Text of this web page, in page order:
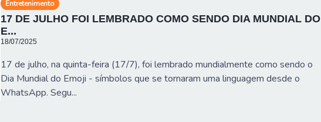
Entretenimento
17 DE JULHO FOI LEMBRADO COMO SENDO DIA MUNDIAL DO
E...
18/07/2025
17 de julho, na quinta-feira (17/7), foi lembrado mundialmente como sendo o
Dia Mundial do Emoji - símbolos que se tornaram uma linguagem desde o
WhatsApp. Segu...